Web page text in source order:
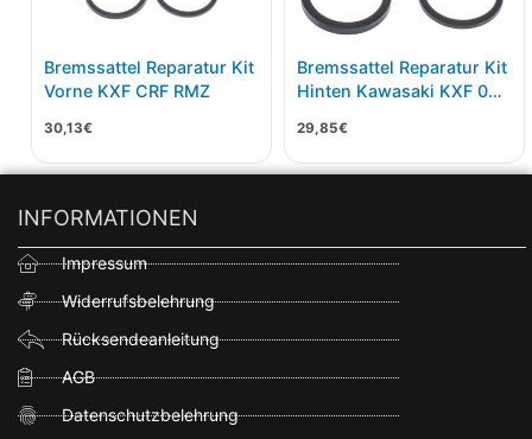
Bremssattel Reparatur Kit
Vorne KXF CRF RMZ
30,13€
Bremssattel Reparatur Kit
Hinten Kawasaki KXF 04-
29,85€
INFORMATIONEN
Impressum
Widerrufsbelehrung
Rücksendeanleitung
AGB
Datenschutzbelehrung